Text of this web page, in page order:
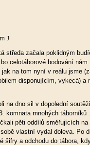
J
středa začala poklidným
celotáborové bodování
na tom nyní v reálu jsme
disponujícím, vykecá) a
na dno sil v dopolední
komnata mnohých
pěti oddílů směřujících na
vlastní vydal doleva. Po
šifry a odchodu do tábora,